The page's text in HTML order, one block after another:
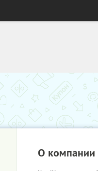
О компании